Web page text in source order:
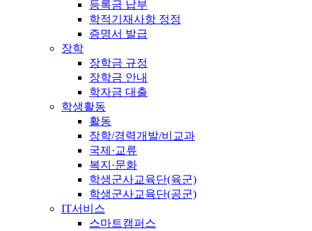
등록금 납부
학적기재사항 정정
증명서 발급
장학
장학금 규정
장학금 안내
학자금 대출
학생활동
활동
장학/경력개발/비교과
국제·교류
복지·문화
학생군사교육단(육군)
학생군사교육단(공군)
IT서비스
스마트캠퍼스